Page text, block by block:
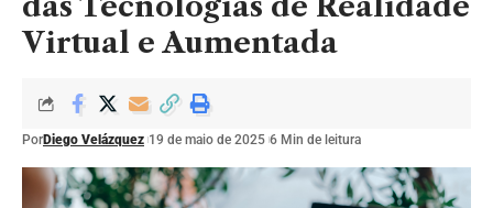
Virtual e Aumentada
PorDiego Velázquez 19 de maio de 2025 6 Min de leitura